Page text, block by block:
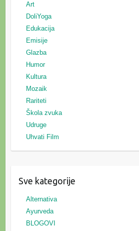
Art
DoliYoga
Edukacija
Emisije
Glazba
Humor
Kultura
Mozaik
Rariteti
Škola zvuka
Udruge
Uhvati Film
Sve kategorije
Alternativa
Ayurveda
BLOGOVI